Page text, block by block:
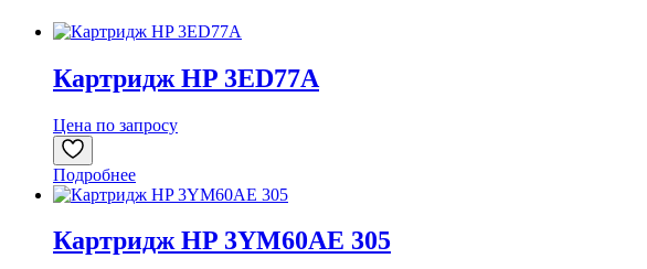
Картридж HP 3ED77A
Цена по запросу
Подробнее
Картридж HP 3YM60AE 305